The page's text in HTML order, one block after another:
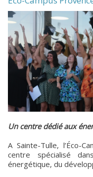
Un centre dédié aux
A Sainte-Tulle, l’Éco-
centre spécialisé
énergétique, du